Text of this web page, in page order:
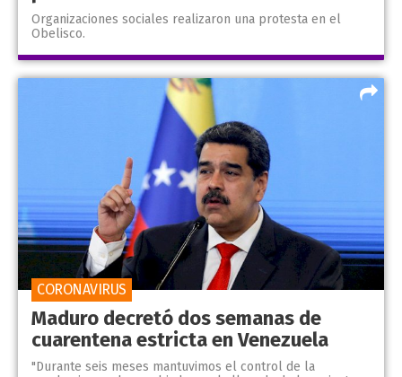
Organizaciones sociales realizaron una protesta en el
Obelisco.
Maduro decretó dos semanas de
cuarentena estricta en Venezuela
"Durante seis meses mantuvimos el control de la
CORONAVIRUS